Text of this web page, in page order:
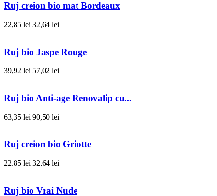
Ruj creion bio mat Bordeaux
22,85 lei 32,64 lei
Ruj bio Jaspe Rouge
39,92 lei 57,02 lei
Ruj bio Anti-age Renovalip cu...
63,35 lei 90,50 lei
Ruj creion bio Griotte
22,85 lei 32,64 lei
Ruj bio Vrai Nude